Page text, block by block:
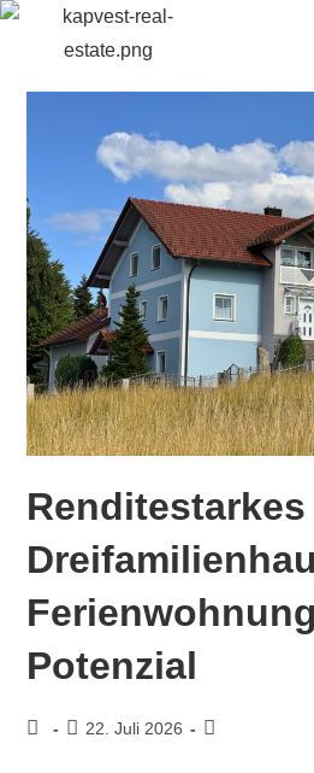
Renditestarkes
Potenzial
22. Juli 2026